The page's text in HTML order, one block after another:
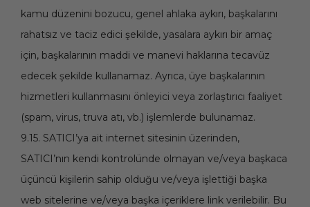
kamu düzenini bozucu, genel ahlaka aykırı, başkalarını
rahatsız ve taciz edici şekilde, yasalara aykırı bir amaç
için, başkalarının maddi ve manevi haklarına tecavüz
edecek şekilde kullanamaz. Ayrıca, üye başkalarının
hizmetleri kullanmasını önleyici veya zorlaştırıcı faaliyet
(spam, virus, truva atı, vb.) işlemlerde bulunamaz.
9.15. SATICI’ya ait internet sitesinin üzerinden,
SATICI’nın kendi kontrolünde olmayan ve/veya başkaca
üçüncü kişilerin sahip olduğu ve/veya işlettiği başka
web sitelerine ve/veya başka içeriklere link verilebilir. Bu